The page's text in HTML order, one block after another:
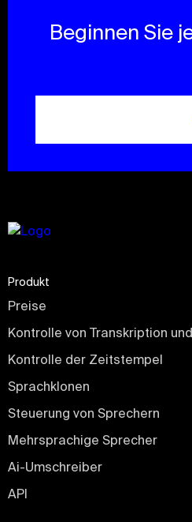
Beginnen Sie
Produkt
Preise
Kontrolle von Transkription
Kontrolle der Zeitstempel
Sprachklonen
Steuerung von Sprechern
Mehrsprachige Sprecher
Ai-Umschreiber
API